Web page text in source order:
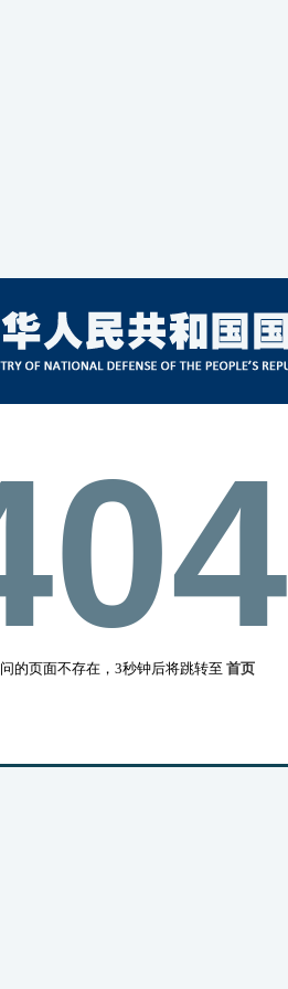
的页面不存在，3秒钟后将跳转至 首页